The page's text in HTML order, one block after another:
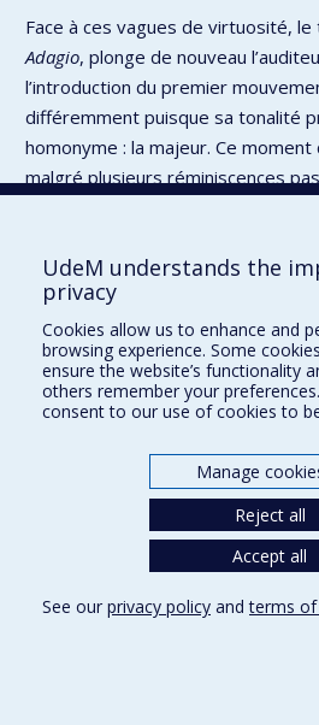
Face à ces vagues de virtuosité,
Adagio, plonge de nouveau
l’introduction du premier
différemment puisque sa tonalité
homonyme : la majeur. Ce
malgré plusieurs réminiscences
(Mendelssohn l’avait initialement
Le caractère vindicatif et guerrier
toutefois anéanti lors de l’irruption
Allegro maestoso, marquant la fin
symphonie à la manière d’une
Mendelssohn souhaitait écrire une
(en un seul mouvement). En
basée sur l’extension et le
génératrice, ce qui explique la
UdeM understands the
privacy
Cookies allow us to enhance and
browsing experience. Some
ensure the website’s functionality
others remember your
consent to our use of cookies to
Manage
Reject all
Accept all
See our privacy policy andterms of